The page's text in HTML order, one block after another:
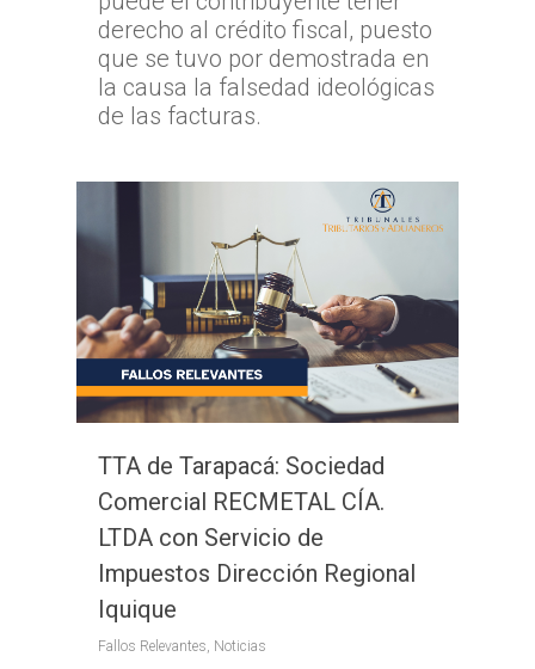
derecho al crédito fiscal, puesto
que se tuvo por demostrada en
la causa la falsedad ideológicas
de las facturas.
TTA de Tarapacá: Sociedad
Comercial RECMETAL CÍA.
LTDA con Servicio de
Impuestos Dirección Regional
Iquique
Fallos Relevantes Noticias